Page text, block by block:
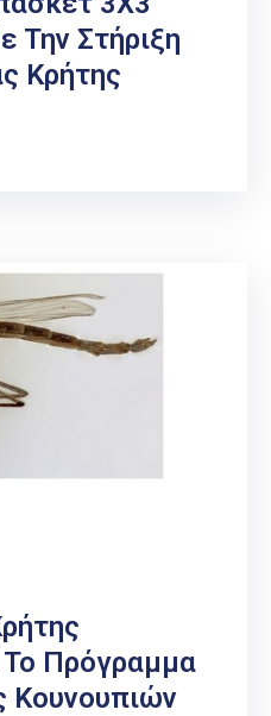
Την Στήριξη
Κρήτης
Το Πρόγραμμα
Κουνουπιών